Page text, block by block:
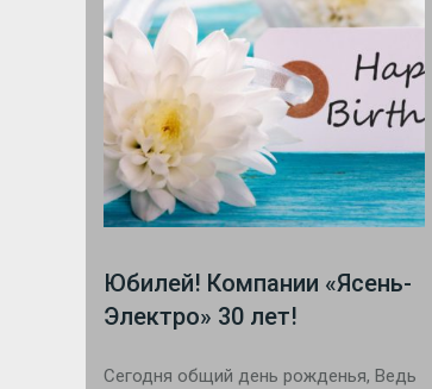
Юбилей! Компании «Ясень-
Электро» 30 лет!
Сегодня общий день рожденья, Ведь